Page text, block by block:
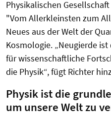
Physikalischen
"Vom Allerkleinsten zum
Neues aus der Welt der
Kosmologie. „Neugierde
für wissenschaftliche
die Physik“, fügt Richter
Physik ist die
um unsere Welt zu